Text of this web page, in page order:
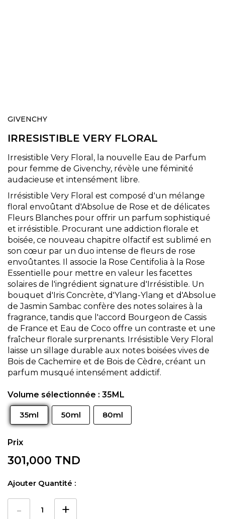
GIVENCHY
IRRESISTIBLE VERY FLORAL
Irresistible Very Floral, la nouvelle Eau de Parfum
pour femme de Givenchy, révèle une féminité
audacieuse et intensément libre.
Irrésistible Very Floral est composé d'un mélange
floral envoûtant d'Absolue de Rose et de délicates
Fleurs Blanches pour offrir un parfum sophistiqué
et irrésistible. Procurant une addiction florale et
boisée, ce nouveau chapitre olfactif est sublimé en
son cœur par un duo intense de fleurs de rose
envoûtantes. Il associe la Rose Centifolia à la Rose
Essentielle pour mettre en valeur les facettes
solaires de l'ingrédient signature d'Irrésistible. Un
bouquet d'Iris Concrète, d'Ylang-Ylang et d'Absolue
de Jasmin Sambac confère des notes solaires à la
fragrance, tandis que l'accord Bourgeon de Cassis
de France et Eau de Coco offre un contraste et une
fraîcheur florale surprenants. Irrésistible Very Floral
laisse un sillage durable aux notes boisées vives de
Bois de Cachemire et de Bois de Cèdre, créant un
parfum musqué intensément addictif.
Volume sélectionnée : 35ML
35ml 50ml 80ml
301,000 TND
Ajouter Quantité :
to
beginning
the
images
gallery